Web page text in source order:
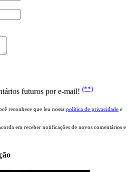
futuros por e-mail! (**)
reconhece que leu nossa política de privacidade e
em receber notificações de novos comentários e